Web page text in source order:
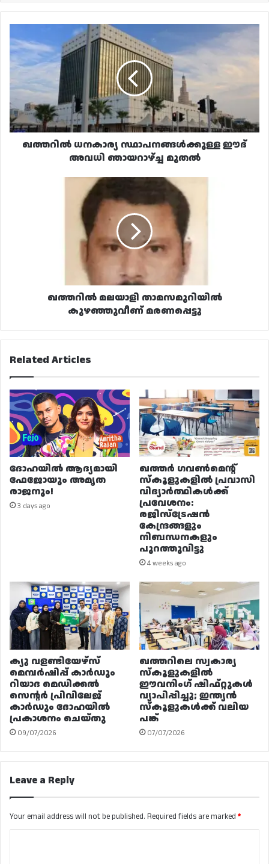
ധനകാര്യ
സ്ഥാപനങ്ങൾക്കുള്ള
ഈദ്
ഞായറാഴ്ച്ച
മുതൽ
ഖത്തറിൽ ധനകാര്യ സ്ഥാപനങ്ങൾക്കുള്ള ഈദ്
അവധി ഞായറാഴ്ച്ച മുതൽ
ഖത്തറിൽ മലയാളി താമസമുറിയിൽ
കുഴഞ്ഞുവീണ് മരണപ്പെട്ടു
Related Articles
ദോഹയിൽ ആദ്യമായി
ഫേജോയും അമൃത
രാജനും!
3 days ago
ഖത്തർ ഗവൺമെന്റ്
സ്കൂളുകളിൽ പ്രവാസി
വിദ്യാർത്ഥികൾക്ക്
പ്രവേശനം:
രജിസ്ട്രേഷൻ
കേന്ദ്രങ്ങളും
നിബന്ധനകളും
പുറത്തുവിട്ടു
4 weeks ago
ക്യു വളണ്ടിയേഴ്‌സ്
മെമ്പർഷിപ്പ് കാർഡും
റിയാദ മെഡിക്കൽ
സെന്റർ പ്രിവിലേജ്
കാർഡും ദോഹയിൽ
പ്രകാശനം ചെയ്തു
09/07/2026
ഖത്തറിലെ സ്വകാര്യ
സ്കൂളുകളിൽ
ഈവനിംഗ് ഷിഫ്റ്റുകൾ
വ്യാപിപ്പിച്ചു; ഇന്ത്യൻ
സ്കൂളുകൾക്ക് വലിയ
പങ്ക്
07/07/2026
Leave a Reply
Your email address will not be published. Required fields are marked *